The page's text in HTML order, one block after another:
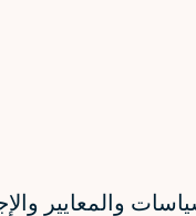
والمعايير